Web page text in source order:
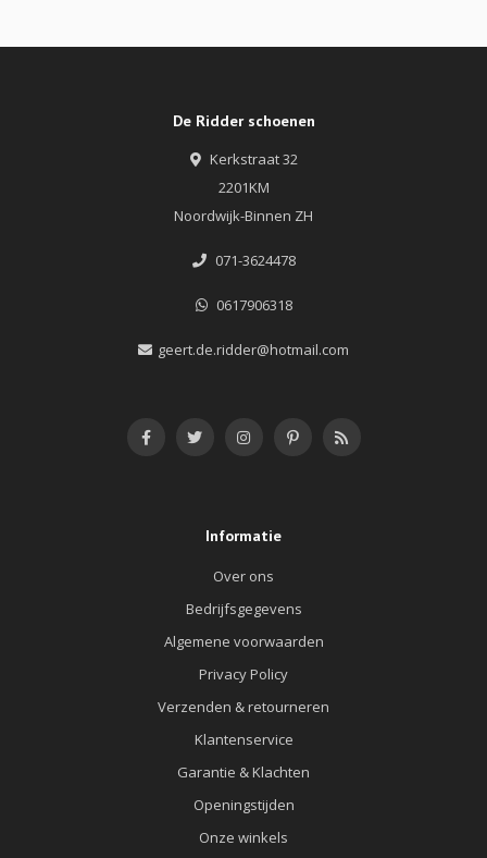
De Ridder schoenen
Kerkstraat 32
2201KM
Noordwijk-Binnen ZH
071-3624478
0617906318
geert.de.ridder@hotmail.com
Informatie
Over ons
Bedrijfsgegevens
Algemene voorwaarden
Privacy Policy
Verzenden & retourneren
Klantenservice
Garantie & Klachten
Openingstijden
Onze winkels